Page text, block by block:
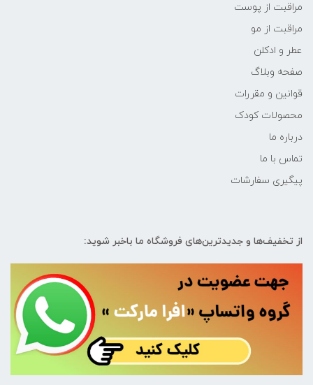
مراقبت از پوست
مراقبت از مو
عطر و ادکلن
صفحه وبلاگ
قوانین و مقررات
محصولات کودک
درباره ما
تماس با ما
پیگیری سفارشات
از تخفیف‌ها و جدیدترین‌های فروشگاه ما باخبر شوید: